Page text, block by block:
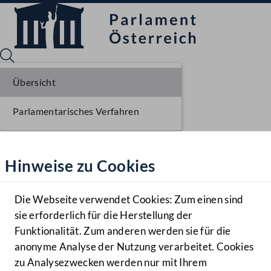
Hilfe
Benutzer
Navigationsmenü öffnen
MENÜ
Hinweise zu Cookies
Die Webseite verwendet Cookies: Zum einen sind
sie erforderlich für die Herstellung der
Funktionalität. Zum anderen werden sie für die
anonyme Analyse der Nutzung verarbeitet. Cookies
zu Analysezwecken werden nur mit Ihrem
Übersicht
Parlamentarisches Verfahren